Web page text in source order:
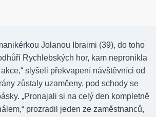
Jolanou Ibraimi (39), do toho
Rychlebských hor, kam nepronikla
slyšeli překvapení návštěvníci od
zůstaly uzamčeny, pod schody se
„Pronajali si na celý den kompletně
prozradil jeden ze zaměstnanců,